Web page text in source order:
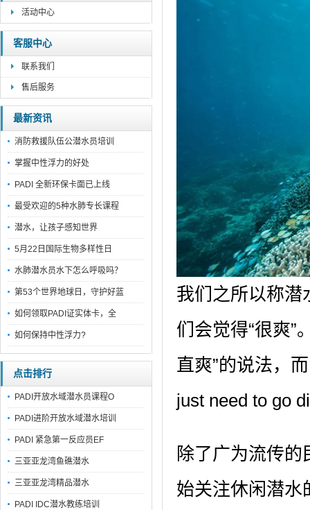
活动中心
客服中心
联系我们
售后服务
最新资讯
消防救援队伍公潜水员培训
掌握中性浮力的好处
PADI 全新环保卡面已上线
最受欢迎的5种水肺专长课程
潜水，让孩子感知世界
5月22日国际生物多样性日
水肺潜水员水下怎么呼吸吗？
第53个世界地球日，守护好蓝
如何领取PADI证实体卡，全
如何保持中性浮力?
点击排行
PADI开放水域潜水员课程O
PADI进阶开放水域潜水培训
PADI 紧急第一反应员EF
三亚亚龙湾鱼礁潜水
三亚亚龙湾精品潜水
PADI IDC潜水教练培训
我们之所以称潜
们会觉得“很爽”
直爽”的说法，
just need to go
除了广为流传
始关注休闲潜水